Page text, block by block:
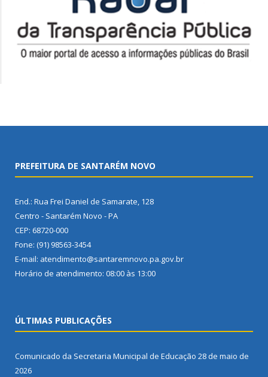
PREFEITURA DE SANTARÉM NOVO
End.: Rua Frei Daniel de Samarate, 128
Centro - Santarém Novo - PA
CEP: 68720-000
Fone: (91) 98563-3454
E-mail: atendimento@santaremnovo.pa.gov.br
Horário de atendimento: 08:00 às 13:00
ÚLTIMAS PUBLICAÇÕES
Comunicado da Secretaria Municipal de Educação 28 de maio de
2026